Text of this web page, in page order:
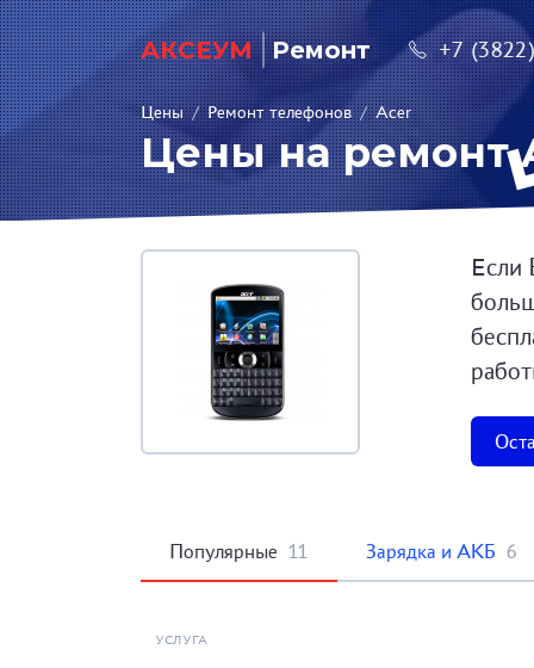
АКСЕУМ Ремонт +7
Цены / Ремонт телефонов / Acer
Цены на ремонт
Если
Популярные 11 Зарядка и АКБ 6
УСЛУГА